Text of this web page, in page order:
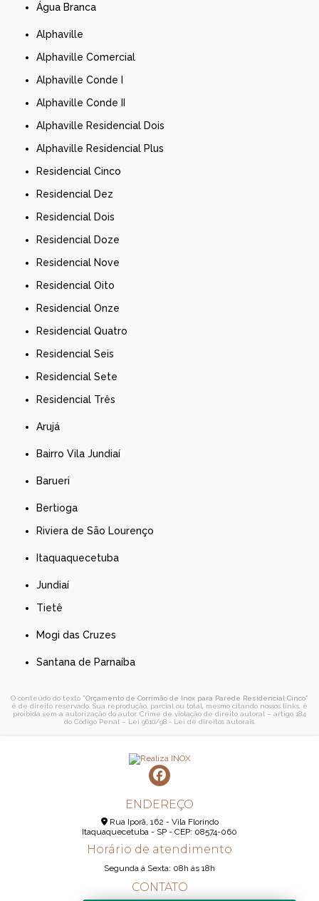
Água Branca
Alphaville
Alphaville Comercial
Alphaville Conde I
Alphaville Conde II
Alphaville Residencial Dois
Alphaville Residencial Plus
Residencial Cinco
Residencial Dez
Residencial Dois
Residencial Doze
Residencial Nove
Residencial Oito
Residencial Onze
Residencial Quatro
Residencial Seis
Residencial Sete
Residencial Três
Arujá
Bairro Vila Jundiaí
Barueri
Bertioga
Riviera de São Lourenço
Itaquaquecetuba
Jundiaí
Tietê
Mogi das Cruzes
Santana de Parnaíba
O conteúdo do texto "Orçamento de Corrimão de Inox para Parede Residencial Cinco"
é de direito reservado. Sua reprodução, parcial ou total, mesmo citando nossos links, é
proibida sem a autorização do autor. Crime de violação de direito autoral – artigo 184
do Código Penal – Lei 9610/98 - Lei de direitos autorais.
ENDEREÇO
Rua Iporã, 162 - Vila Florindo
Itaquaquecetuba - SP - CEP: 08574-060
Horário de atendimento
Segunda á Sexta: 08h ás 18h
CONTATO